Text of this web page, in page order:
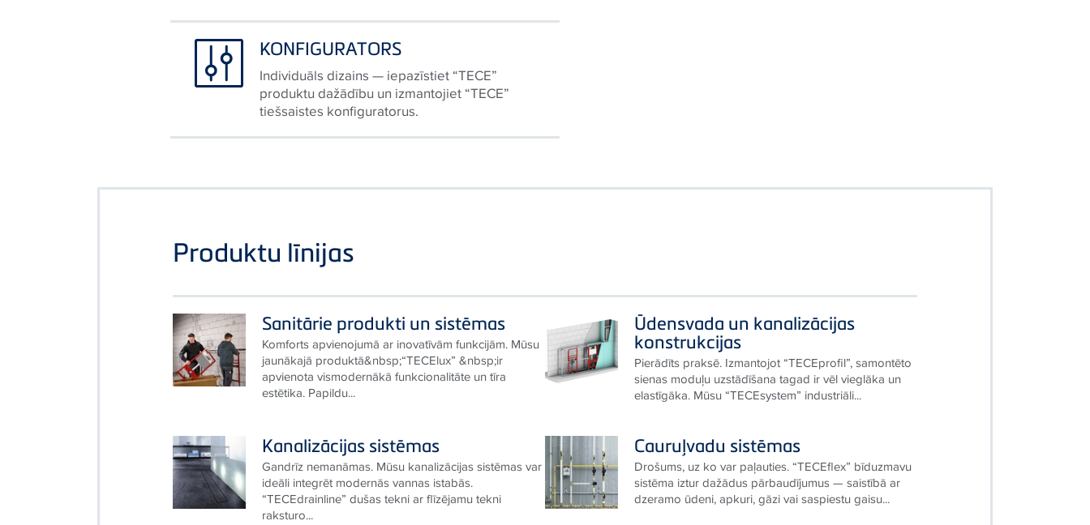
KONFIGURATORS
Individuāls dizains — iepazīstiet “TECE”
produktu dažādību un izmantojiet “TECE”
tiešsaistes konfiguratorus.
Produktu līnijas
Sanitārie produkti un sistēmas
Komforts apvienojumā ar inovatīvām funkcijām. Mūsu
jaunākajā produktā&nbsp;“TECElux” &nbsp;ir
apvienota vismodernākā funkcionalitāte un tīra
estētika. Papildu...
Ūdensvada un kanalizācijas
konstrukcijas
Pierādīts praksē. Izmantojot “TECEprofil”, samontēto
sienas moduļu uzstādīšana tagad ir vēl vieglāka un
elastīgāka. Mūsu “TECEsystem” industriāli...
Kanalizācijas sistēmas
Gandrīz nemanāmas. Mūsu kanalizācijas sistēmas var
ideāli integrēt modernās vannas istabās.
“TECEdrainline” dušas tekni ar flīzējamu tekni
raksturo...
Cauruļvadu sistēmas
Drošums, uz ko var paļauties. “TECEflex” bīduzmavu
sistēma iztur dažādus pārbaudījumus — saistībā ar
dzeramo ūdeni, apkuri, gāzi vai saspiestu gaisu...